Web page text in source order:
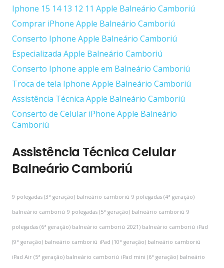
Iphone 15 14 13 12 11 Apple Balneário Camboriú
Comprar iPhone Apple Balneário Camboriú
Conserto Iphone Apple Balneário Camboriú
Especializada Apple Balneário Camboriú
Conserto Iphone apple em Balneário Camboriú
Troca de tela Iphone Apple Balneário Camboriú
Assistência Técnica Apple Balneário Camboriú
Conserto de Celular iPhone Apple Balneário
Camboriú
Assistência Técnica Celular
Balneário Camboriú
9 polegadas (3ª geração) balneário camboriú 9 polegadas (4ª geração)
balneário camboriú 9 polegadas (5ª geração) balneário camboriú 9
polegadas (6ª geração) balneário camboriú 2021) balneário camboriú iPad
(9ª geração) balneário camboriú iPad (10ª geração) balneário camboriú
iPad Air (5ª geração) balneário camboriú iPad mini (6ª geração) balneário